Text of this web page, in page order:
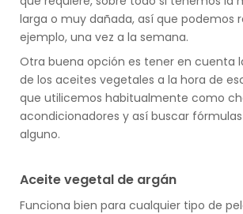
larga o muy dañada, así que podemos
ejemplo, una vez a la semana.
Otra buena opción es tener en cuenta
de los aceites vegetales a la hora de
que utilicemos habitualmente como
acondicionadores y así buscar
alguno.
Aceite vegetal de argán
Funciona bien para cualquier tipo de